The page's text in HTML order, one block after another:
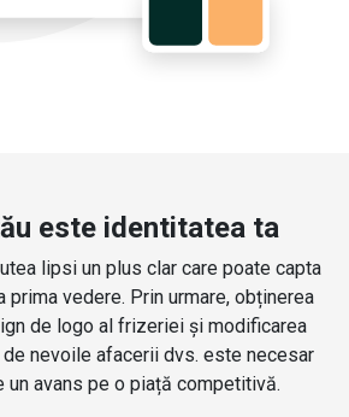
este identitatea ta
lipsi un plus clar care poate capta
prima vedere. Prin urmare, obținerea
de logo al frizeriei și modificarea
nevoile afacerii dvs. este necesar
un avans pe o piață competitivă.